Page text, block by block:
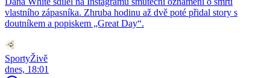
vlastního zápasníka. Zhruba hodinu až dvě poté přidal story s
doutníkem a popiskem „Great Day“.
SportyŽivě
dnes, 18:01